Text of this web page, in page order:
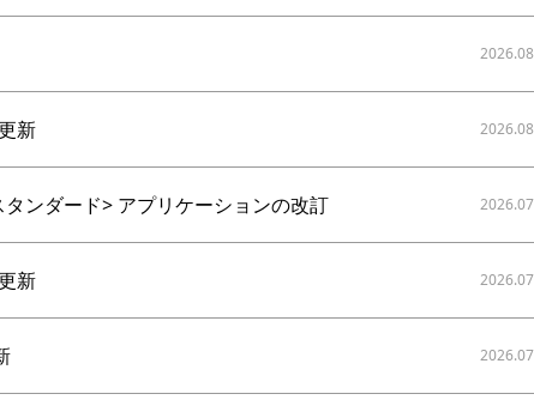
新
タンダード> アプリケーションの改訂
新